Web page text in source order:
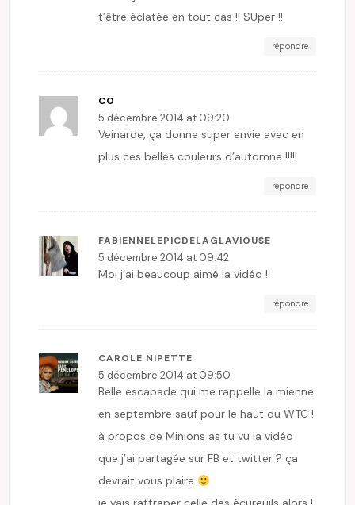
t’être éclatée en tout cas !! SUper !!
répondre
CO
5 décembre 2014 at 09:20
Veinarde, ça donne super envie avec en
plus ces belles couleurs d’automne !!!!!
répondre
FABIENNELEPICDELAGLAVIOUSE
5 décembre 2014 at 09:42
Moi j’ai beaucoup aimé la vidéo !
répondre
CAROLE NIPETTE
5 décembre 2014 at 09:50
Belle escapade qui me rappelle la mienne
en septembre sauf pour le haut du WTC !
à propos de Minions as tu vu la vidéo
que j’ai partagée sur FB et twitter ? ça
devrait vous plaire